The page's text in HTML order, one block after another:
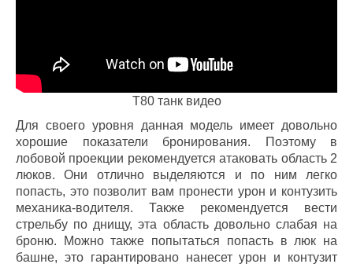
Т80 танк видео
Для своего уровня данная модель имеет довольно
хорошие показатели бронирования. Поэтому в
лобовой проекции рекомендуется атаковать область 2
люков. Они отлично выделяются и по ним легко
попасть, это позволит вам пронести урон и контузить
механика-водителя. Также рекомендуется вести
стрельбу по днищу, эта область довольно слабая на
броню. Можно также попытаться попасть в люк на
башне, это гарантировано нанесет урон и контузит